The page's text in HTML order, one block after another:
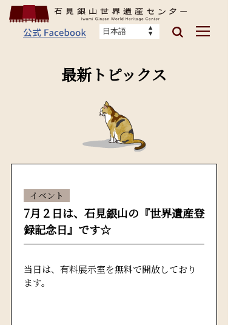
最新トピックス
イベント
7月２日は、石見銀山の『世界遺産登
録記念日』です☆
当日は、有料展示室を無料で開放しており
ます。